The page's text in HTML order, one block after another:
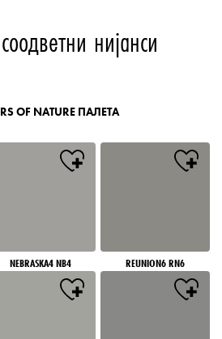
нијанси
OF NATURE ПАЛЕТА
NEBRASKA4 NB4 REUNION6 RN6